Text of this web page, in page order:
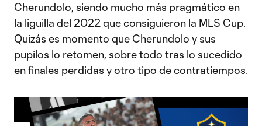
Cherundolo, siendo mucho más pragmático en
la liguilla del 2022 que consiguieron la MLS Cup.
Quizás es momento que Cherundolo y sus
pupilos lo retomen, sobre todo tras lo sucedido
en finales perdidas y otro tipo de contratiempos.